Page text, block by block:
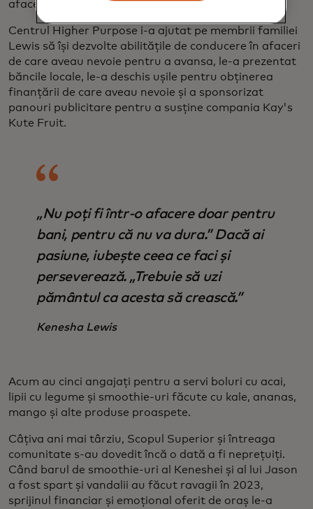
afaceri care operează cu marje mici.”
Centrul Higher Purpose i-a ajutat pe membrii familiei
Lewis să își dezvolte abilitățile de conducere în afaceri
de care aveau nevoie pentru a avansa, le-a prezentat
băncile locale, le-a deschis ușile pentru obținerea
finanțării de care aveau nevoie și a sponsorizat
panouri publicitare pentru a susține compania Kay's
Kute Fruit.
„Nu poți fi într-o afacere doar pentru
bani, pentru că nu va dura.” Dacă ai
pasiune, iubește ceea ce faci și
perseverează. „Trebuie să uzi
pământul ca acesta să crească.”
Kenesha Lewis
Acum au cinci angajați pentru a servi boluri cu acai,
lipii cu legume și smoothie-uri făcute cu kale, ananas,
mango și alte produse proaspete.
Câțiva ani mai târziu, Scopul Superior și întreaga
comunitate s-au dovedit încă o dată a fi neprețuiți.
Când barul de smoothie-uri al Keneshei și al lui Jason
a fost spart și vandalii au făcut ravagii în 2023,
sprijinul financiar și emoțional oferit de oraș le-a